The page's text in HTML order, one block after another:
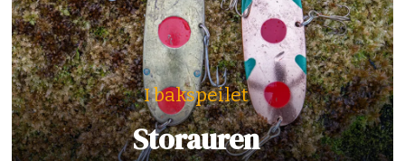
I bakspeilet
Storauren